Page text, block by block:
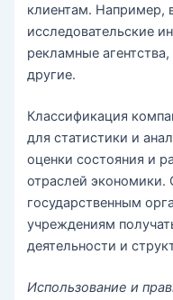
клиентам. Например,
исследовательские
рекламные
другие.
Классификация
для статистики и
оценки состояния и
отраслей экономики.
государственным
учреждениям
деятельности и
Использование и